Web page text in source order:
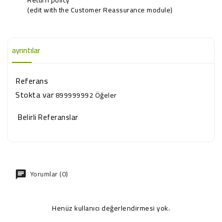
(edit with the Customer Reassurance module)
ayrıntılar
Referans
Stokta var899999992 Öğeler
Belirli Referanslar
Yorumlar (0)
Henüz kullanıcı değerlendirmesi yok.